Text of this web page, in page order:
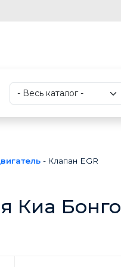
- Клапан EGR
Киа Бонго